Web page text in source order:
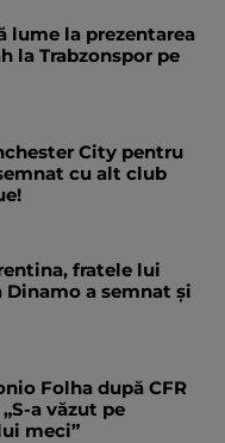
lume la prezentarea
la Trabzonspor pe
City pentru
cu alt club
fratele lui
a semnat și
Folha după CFR
a văzut pe
meci”